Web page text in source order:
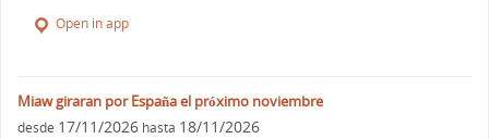
Open in app
Miaw giraran por España el próximo noviembre
desde 17/11/2026 hasta 18/11/2026